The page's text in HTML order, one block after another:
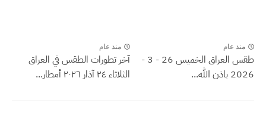
منذ عام
طقس العراق الخميس 26 - 3 -
2026 باذن الله...
منذ عام
آخر تطورات الطقس في العراق
الثلاثاء ٢٤ آذار ٢٠٢٦ أمطار...